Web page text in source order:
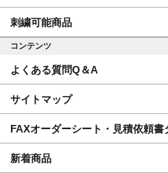
刺繍可能商品
コンテンツ
よくある質問Q＆A
サイトマップ
FAXオーダーシート・見積依頼書
新着商品